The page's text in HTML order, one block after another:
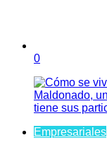
0
Empresariales